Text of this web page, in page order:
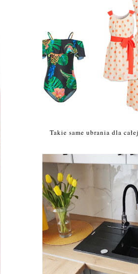
Takie same ubrania dla